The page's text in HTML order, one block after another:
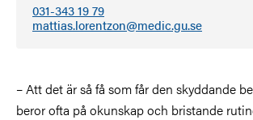
031-343 19 79
mattias.lorentzon@medic.gu.se
– Att det är så få som får den skyddande
beror ofta på okunskap och bristande